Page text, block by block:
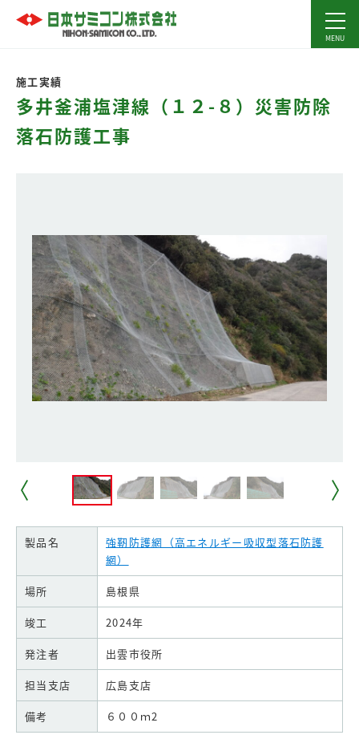
施工実績
多井釜浦塩津線（１２-８）災害防除
落石防護工事
製品名
強靭防護網（高エネルギー吸収型落石防護
網）
場所 島根県
竣工 2024年
発注者 出雲市役所
担当支店 広島支店
備考 ６００ｍ2